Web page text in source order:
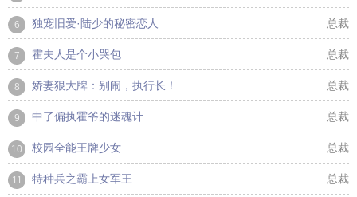
6 独宠旧爱·陆少的秘密恋人 总裁
7 霍夫人是个小哭包 总裁
8 娇妻狠大牌：别闹，执行长！ 总裁
9 中了偏执霍爷的迷魂计 总裁
10 校园全能王牌少女 总裁
11 特种兵之霸上女军王 总裁